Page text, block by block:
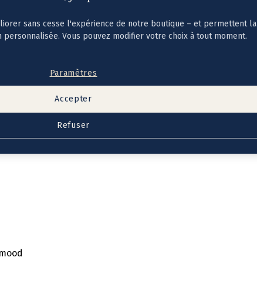
sans cesse l'expérience de notre boutique – et permettent la
Vous pouvez modifier votre choix à tout moment.
Paramètres
Refuser
Accepter